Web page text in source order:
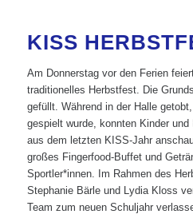
KISS
Am Donnerstag vor den Ferien
traditionelles Herbstfest. Die
gefüllt. Während in der Halle
gespielt wurde, konnten Kinder
aus dem letzten KISS-Jahr
großes Fingerfood-Buffet und
Sportler*innen. Im Rahmen des
Stephanie Bärle und Lydia Kloss
Team zum neuen Schuljahr